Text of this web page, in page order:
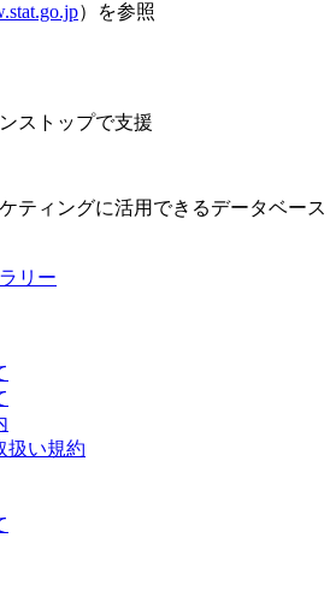
）を参照
ストップで支援
ティングに活用できるデータベース
扱い規約